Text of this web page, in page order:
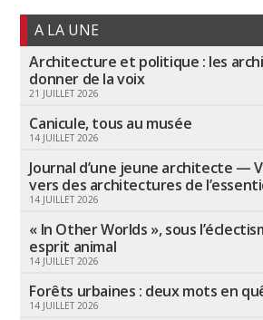
A LA UNE
Architecture et politique : les
donner de la voix
21 JUILLET 2026
Canicule, tous au musée
14 JUILLET 2026
Journal d’une jeune architecte —
vers des architectures de
14 JUILLET 2026
« In Other Worlds », sous
esprit animal
14 JUILLET 2026
Forêts urbaines : deux mots en
14 JUILLET 2026